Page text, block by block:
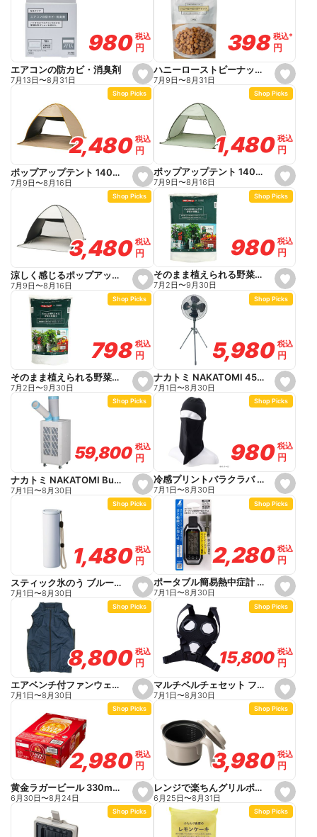
o
r
i
e
o
r
e
s
e
t
o
r
i
e
980
980税込
税込
円
円
エアコンの防カビ・消臭剤
7月13日〜8月31日
s
e
t
o
r
i
e
398
398 税込*
税込*
円
円
ハニーローストピーナッツ 340g
7月9日〜8月31日
s
e
t
o
r
i
e
Shop Picks
2,480
2,480税込
税込
円
円
ポップアップテント 140cm ブラックコーティング ベージュ
7月9日〜8月16日
s
e
t
o
r
i
e
Shop Picks
1,480
1,480 税込
税込
円
円
ポップアップテント 140cm グリーン
7月9日〜8月16日
s
e
t
o
r
i
e
Shop Picks
3,480
3,480税込
税込
円
円
涼しく感じるポップアップテント 140cm ホワイト
7月9日〜8月16日
s
e
t
o
r
i
e
Shop Picks
980
980 税込
税込
円
円
そのまま植えられる野菜の培養土 25L
7月2日〜9月30日
s
e
t
o
r
i
e
Shop Picks
798
798税込
税込
円
円
そのまま植えられる野菜の培養土 15L
7月2日〜9月30日
s
e
t
o
r
i
e
Shop Picks
5,980
5,980 税込
税込
円
円
ナカトミ NAKATOMI 45cmスタンド扇 HSE-45BGP
7月1日〜8月30日
s
e
t
o
r
i
e
Shop Picks
59,800
59,800 税込
税込
円
円
ナカトミ NAKATOMI Builzzard スポットクーラー SC25BZ
7月1日〜8月30日
s
e
t
o
r
i
e
Shop Picks
980
980 税込
税込
円
円
冷感プリントバラクラバ ブラック
7月1日〜8月30日
s
e
t
o
r
i
e
Shop Picks
1,480
1,480税込
税込
円
円
スティック氷のう ブルー 140ml
7月1日〜8月30日
s
e
t
o
r
i
e
Shop Picks
2,280
2,280 税込
税込
円
円
ポータブル簡易熱中症計 Plus 防塵・防水 バイブレーション機能 73239
7月1日〜8月30日
s
e
t
o
r
i
e
Shop Picks
8,800
8,800税込
税込
円
円
エアベンチ付ファンウェアフルセット ベスト M ネイビー
7月1日〜8月30日
s
e
t
o
r
i
e
Shop Picks
15,800
15,800 税込
税込
円
円
マルチペルチェセット フリーサイズ PM888
7月1日〜8月30日
s
e
t
Shop Picks
2,980
2,980税込
税込
円
円
黄金ラガービール 330ml×24
6月30日〜8月24日
s
e
t
Shop Picks
3,980
3,980 税込
税込
円
円
レンジで楽ちんグリルポット
6月25日〜8月31日
Shop Picks Shop Picks